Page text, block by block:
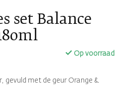
set Balance
Op voorraad
gevuld met de geur Orange &